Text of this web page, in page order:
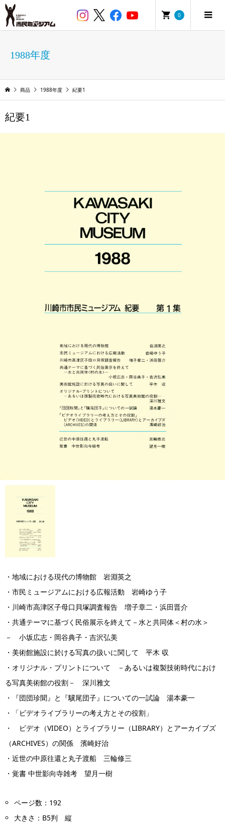
0
1988年度
商品 1988年度 紀要1
紀要1
・地域における現代の博物館 岩淵英之
・市民ミュージアムにおける広報活動 岩崎ゆう子
・川崎市高津区子母口貝塚調査報告 増子章二・浜田晋介
・共通テーマに基づく民俗展示を終えて－水と共同体＜村の水＞
－ 小坂広志・岡谷典子・吉沢弘美
・美術館施設に於ける写真の扱いに関して 平木 収
・オリジナル・プリントについて －あるいは複製技術時代におけ
る写真美術館の役割－ 深川雅文
・『団団珍聞』と『驥尾団子』についての一試論 湯本豪一
・「ビデオライブラリーの考え方とその役割」
・ ビデオ（VIDEO）とライブラリー（LIBRARY）とアーカイブズ
（ARCHIVES）の関係 濱崎好治
・近世の中原往還と丸子渡船 三輪修三
・覚書 中世影向寺雑考 望月一樹
ページ数：192
大きさ：B5判 縦